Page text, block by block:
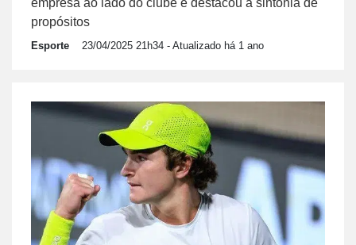
empresa ao lado do clube e destacou a sintonia de
propósitos
Esporte 23/04/2025 21h34 - Atualizado há 1 ano